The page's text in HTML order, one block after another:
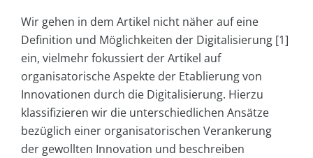
Wir gehen in dem Artikel nicht näher auf eine
Definition und Möglichkeiten der Digitalisierung [1]
ein, vielmehr fokussiert der Artikel auf
organisatorische Aspekte der Etablierung von
Innovationen durch die Digitalisierung. Hierzu
klassifizieren wir die unterschiedlichen Ansätze
bezüglich einer organisatorischen Verankerung
der gewollten Innovation und beschreiben